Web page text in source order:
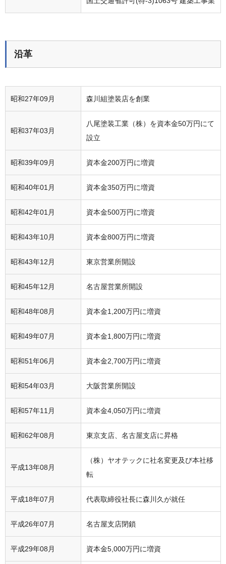
沿革
昭和27年09月 森川組塗装店を創業
昭和37年03月
八尾塗装工業（株）を資本金50万円にて
設立
昭和39年09月 資本金200万円に増資
昭和40年01月 資本金350万円に増資
昭和42年01月 資本金500万円に増資
昭和43年10月 資本金800万円に増資
昭和43年12月 東京営業所開設
昭和45年12月 名古屋営業所開設
昭和48年08月 資本金1,200万円に増資
昭和49年07月 資本金1,800万円に増資
昭和51年06月 資本金2,700万円に増資
昭和54年03月 大阪営業所開設
昭和57年11月 資本金4,050万円に増資
昭和62年08月 東京支店、名古屋支店に昇格
平成13年08月
（株）ヤオテックに社名変更及び本社移
転
平成18年07月 代表取締役社長に森川久が就任
平成26年07月 名古屋支店閉鎖
平成29年08月 資本金5,000万円に増資